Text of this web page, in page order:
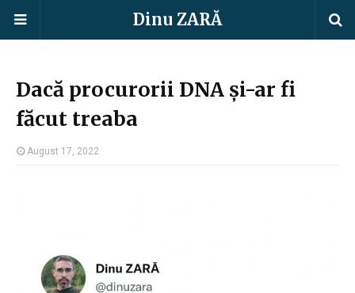
Dinu ZARĂ
Dacă procurorii DNA și-ar fi
făcut treaba
August 17, 2022